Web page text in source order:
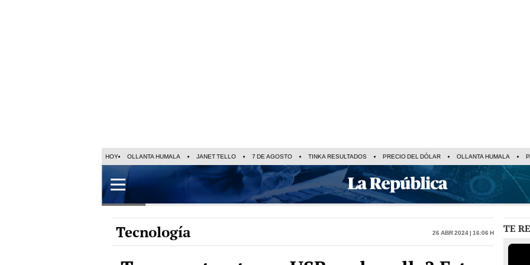
HOY OLLANTA HUMALA JANET TELLO 7 DE AGOSTO TINKA RESULTADOS PRECIO DEL DÓLAR OLLANTA HUMALA
Tecnología 26 Abr 2024 | 16:06 h TE